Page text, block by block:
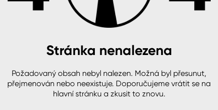
O společnosti
B2B +420 800 145 555Po – Pá: 8:00–15:00
Česko
Slovensko Polsko Worldwide
Beton, asfalt, minerální podklady
Plast, sklo, keramika
Stěny
Fasády
Colorlak Pta
Stránka nenalezena
Požadovaný obsah nebyl nalezen. Možná byl přesunut,
přejmenován nebo neexistuje. Doporučujeme vrátit se na
hlavní stránku a zkusit to znovu.